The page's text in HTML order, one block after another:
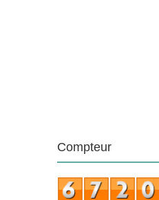
Compteur